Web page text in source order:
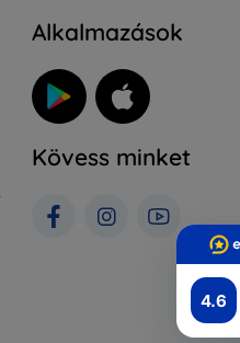
4.6
Alkalmazások
Kövess minket